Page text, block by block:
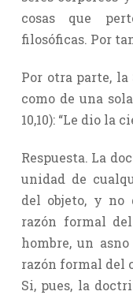
cosas que
filosóficas. Por
Por otra parte,
como de una
10,10): “Le dio la
Respuesta. La
unidad de
del objeto, y no
razón formal
hombre, un
razón formal del
Si, pues, la